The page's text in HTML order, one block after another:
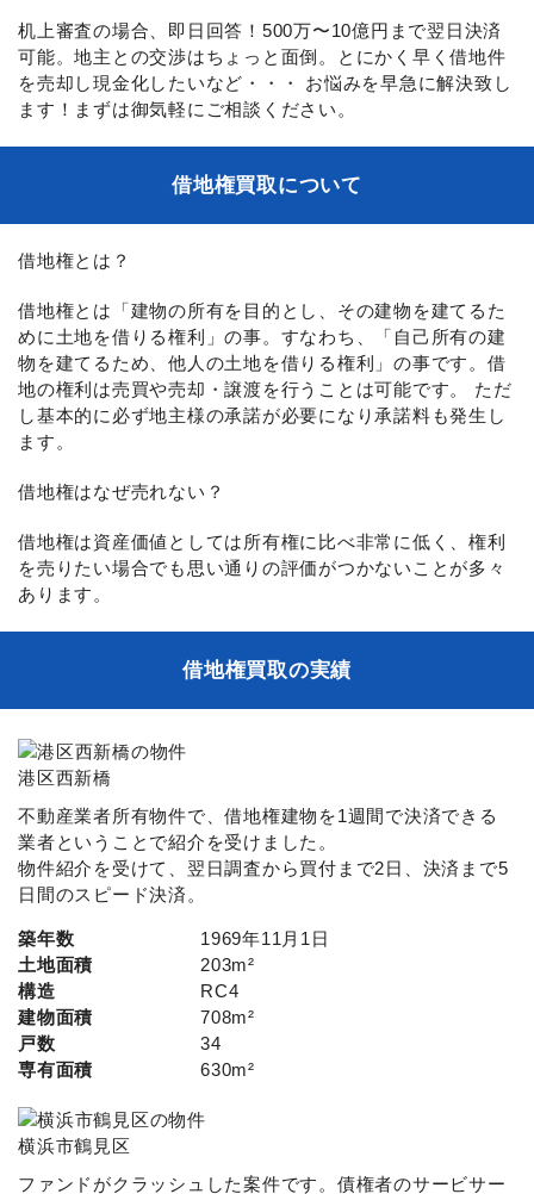
机上審査の場合、即日回答！500万〜10億円まで翌日決済
可能。地主との交渉はちょっと面倒。とにかく早く借地件
を売却し現金化したいなど・・・ お悩みを早急に解決致し
ます！まずは御気軽にご相談ください。
借地権買取について
借地権とは？
借地権とは「建物の所有を目的とし、その建物を建てるた
めに土地を借りる権利」の事。すなわち、「自己所有の建
物を建てるため、他人の土地を借りる権利」の事です。借
地の権利は売買や売却・譲渡を行うことは可能です。 ただ
し基本的に必ず地主様の承諾が必要になり承諾料も発生し
ます。
借地権はなぜ売れない？
借地権は資産価値としては所有権に比べ非常に低く、権利
を売りたい場合でも思い通りの評価がつかないことが多々
あります。
借地権買取の実績
港区西新橋
不動産業者所有物件で、借地権建物を1週間で決済できる
業者ということで紹介を受けました。
物件紹介を受けて、翌日調査から買付まで2日、決済まで5
日間のスピード決済。
築年数
1969年11月1日
土地面積
203m²
構造
RC4
建物面積
708m²
戸数
34
専有面積
630m²
横浜市鶴見区
ファンドがクラッシュした案件です。債権者のサービサー